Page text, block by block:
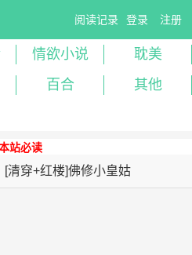
阅读记录 登录 注册
情欲小说
耽美
百合
其他
站必读
[清穿+红楼]佛修小皇姑